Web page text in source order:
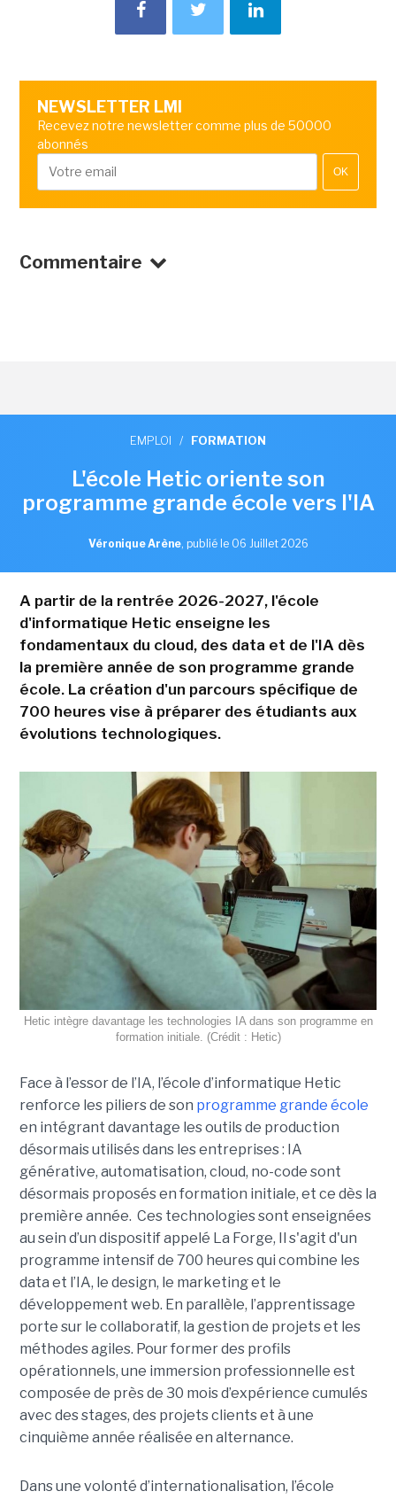
NEWSLETTER LMI
Recevez notre newsletter comme plus de 50000
abonnés
OK
Commentaire
EMPLOI / FORMATION
L'école Hetic oriente son
programme grande école vers l'IA
Véronique Arène, publié le 06 Juillet 2026
A partir de la rentrée 2026-2027, l'école
d'informatique Hetic enseigne les
fondamentaux du cloud, des data et de l'IA dès
la première année de son programme grande
école. La création d'un parcours spécifique de
700 heures vise à préparer des étudiants aux
évolutions technologiques.
Hetic intègre davantage les technologies IA dans son programme en
formation initiale. (Crédit : Hetic)
Face à l’essor de l’IA, l’école d’informatique Hetic
renforce les piliers de son programme grande école
en intégrant davantage les outils de production
désormais utilisés dans les entreprises : IA
générative, automatisation, cloud, no-code sont
désormais proposés en formation initiale, et ce dès la
première année. Ces technologies sont enseignées
au sein d’un dispositif appelé La Forge, Il s'agit d'un
programme intensif de 700 heures qui combine les
data et l’IA, le design, le marketing et le
développement web. En parallèle, l’apprentissage
porte sur le collaboratif, la gestion de projets et les
méthodes agiles. Pour former des profils
opérationnels, une immersion professionnelle est
composée de près de 30 mois d’expérience cumulés
avec des stages, des projets clients et à une
cinquième année réalisée en alternance.
Dans une volonté d’internationalisation, l’école